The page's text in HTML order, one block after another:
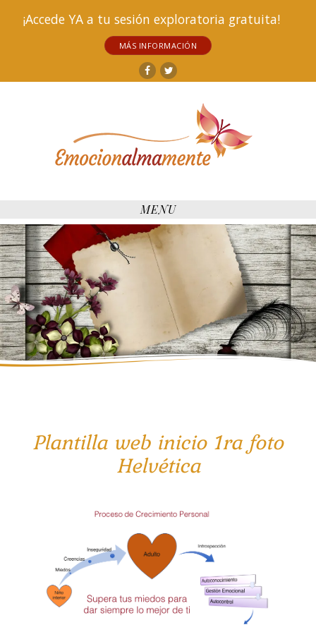
¡Accede YA a tu sesión exploratoria gratuita!
MÁS INFORMACIÓN
Facebook
Twitter
MENU
Plantilla web inicio 1ra foto
Helvética